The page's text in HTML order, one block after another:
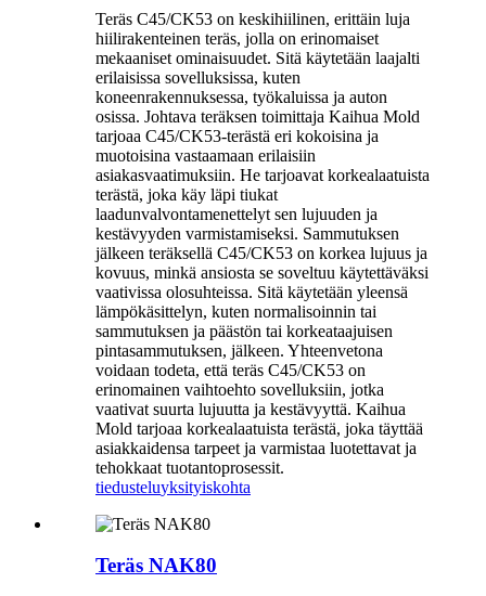
Teräs C45/CK53 on keskihiilinen, erittäin luja
hiilirakenteinen teräs, jolla on erinomaiset
mekaaniset ominaisuudet. Sitä käytetään laajalti
erilaisissa sovelluksissa, kuten
koneenrakennuksessa, työkaluissa ja auton
osissa. Johtava teräksen toimittaja Kaihua Mold
tarjoaa C45/CK53-terästä eri kokoisina ja
muotoisina vastaamaan erilaisiin
asiakasvaatimuksiin. He tarjoavat korkealaatuista
terästä, joka käy läpi tiukat
laadunvalvontamenettelyt sen lujuuden ja
kestävyyden varmistamiseksi. Sammutuksen
jälkeen teräksellä C45/CK53 on korkea lujuus ja
kovuus, minkä ansiosta se soveltuu käytettäväksi
vaativissa olosuhteissa. Sitä käytetään yleensä
lämpökäsittelyn, kuten normalisoinnin tai
sammutuksen ja päästön tai korkeataajuisen
pintasammutuksen, jälkeen. Yhteenvetona
voidaan todeta, että teräs C45/CK53 on
erinomainen vaihtoehto sovelluksiin, jotka
vaativat suurta lujuutta ja kestävyyttä. Kaihua
Mold tarjoaa korkealaatuista terästä, joka täyttää
asiakkaidensa tarpeet ja varmistaa luotettavat ja
tehokkaat tuotantoprosessit.
tiedusteluyksityiskohta
Teräs NAK80